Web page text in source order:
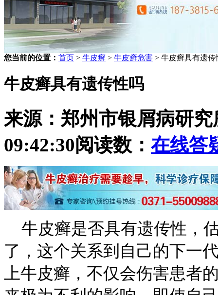
您当前的位置： 首页 > 牛皮癣 > 牛皮癣危害 > 牛皮癣具有遗传
牛皮癣具有遗传性吗
来源：郑州市银屑病研究
09:42:30阅读数： 在线答
牛皮癣是否具有遗传性，
了，这个关系到自己的下一
上牛皮癣，不仅会伤害患者